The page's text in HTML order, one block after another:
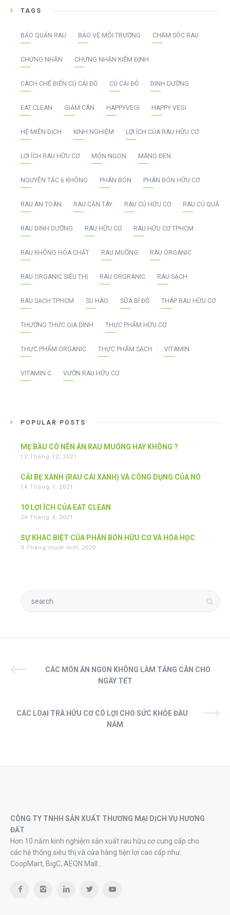
TAGS
BẢO QUẢN RAU BẢO VỆ MÔI TRƯỜNG CHĂM SÓC RAU
CHỨNG NHẬN CHỨNG NHẬN KIỂM ĐỊNH
CÁCH CHẾ BIẾN CỦ CẢI ĐỎ CỦ CẢI ĐỎ DINH DƯỠNG
EAT CLEAN GIẢM CÂN HAPPYVEGI HAPPY VEGI
HỆ MIỄN DỊCH KINH NGHIỆM LỢI ÍCH CỦA RAU HỮU CƠ
LỢI ÍCH RAU HỮU CƠ MÓN NGON MĂNG ĐEN
NGUYÊN TẮC 6 KHÔNG PHÂN BÓN PHÂN BÓN HỮU CƠ
RAU AN TOÀN RAU CẦN TÂY RAU CỦ HỮU CƠ RAU CỦ QUẢ
RAU DINH DƯỠNG RAU HỮU CƠ RAU HỮU CƠ TPHCM
RAU KHÔNG HÓA CHẤT RAU MUỐNG RAU ORGANIC
RAU ORGANIC SIÊU THỊ RAU ORGRANIC RAU SẠCH
RAU SẠCH TPHCM SU HÀO SỮA BÍ ĐỎ THÁP RAU HỮU CƠ
THƯỜNG THỨC GIA ĐÌNH THỰC PHẨM HỮU CƠ
THỰC PHẨM ORGANIC THỰC PHẨM SẠCH VITAMIN
VITAMIN C VƯỜN RAU HỮU CƠ
POPULAR POSTS
MẸ BẦU CÓ NÊN ĂN RAU MUỐNG HAY KHÔNG ?
12 Tháng 12, 2021
CẢI BẸ XANH (RAU CẢI XANH) VÀ CÔNG DỤNG CỦA NÓ
14 Tháng 7, 2021
10 LỢI ÍCH CỦA EAT CLEAN
24 Tháng 3, 2021
SỰ KHÁC BIỆT CỦA PHÂN BÓN HỮU CƠ VÀ HÓA HỌC
3 Tháng mười một, 2020
CÁC MÓN ĂN NGON KHÔNG LÀM TĂNG CÂN CHO
NGÀY TẾT
CÁC LOẠI TRÀ HỮU CƠ CÓ LỢI CHO SỨC KHỎE ĐẦU
NĂM
CÔNG TY TNHH SẢN XUẤT THƯƠNG MẠI DỊCH VỤ HƯƠNG
ĐẤT
Hơn 10 năm kinh nghiệm sản xuất rau hữu cơ cung cấp cho
các hệ thống siêu thị và cửa hàng tiện lợi cao cấp như:
CoopMart, BigC, AEON Mall…